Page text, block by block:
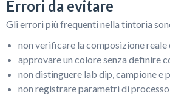
Errori da evitare
Gli errori più frequenti nella tintoria
non verificare la composizione reale
approvare un colore senza definire
non distinguere lab dip, campione e
non registrare parametri di